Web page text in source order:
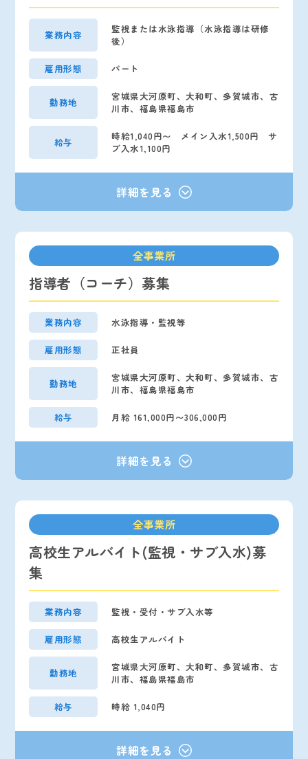
業務内容
監視または水泳指導（水泳指導は研修
後）
雇用形態 パート
勤務地
宮城県大河原町、大和町、多賀城市、古
川市、福島県福島市
給与
時給1,040円〜 メイン入水1,500円 サ
ブ入水1,100円
全事業所
指導者（コーチ）募集
業務内容 水泳指導・監視等
雇用形態 正社員
勤務地
宮城県大河原町、大和町、多賀城市、古
川市、福島県福島市
給与 月給 161,000円〜306,000円
全事業所
高校生アルバイト(監視・サブ入水)募
集
業務内容 監視・受付・サブ入水等
雇用形態 高校生アルバイト
勤務地
宮城県大河原町、大和町、多賀城市、古
川市、福島県福島市
給与 時給 1,040円